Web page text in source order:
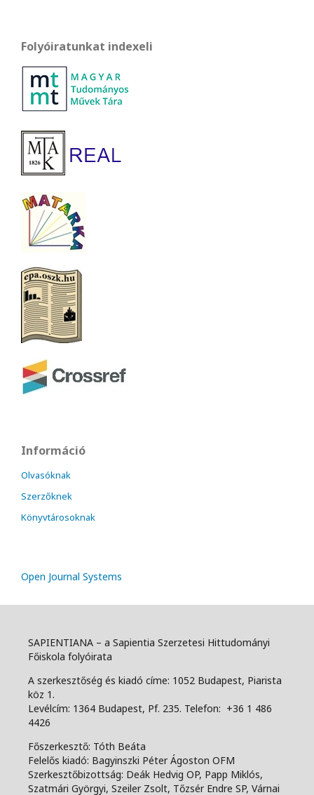
Folyóiratunkat indexeli
Információ
Olvasóknak
Szerzőknek
Könyvtárosoknak
Open Journal Systems
SAPIENTIANA – a Sapientia Szerzetesi Hittudományi
Főiskola folyóirata
A szerkesztőség és kiadó címe: 1052 Budapest, Piarista
köz 1.
Levélcím: 1364 Budapest, Pf. 235. Telefon: +36 1 486
4426
Főszerkesztő: Tóth Beáta
Felelős kiadó: Bagyinszki Péter Ágoston OFM
Szerkesztőbizottság: Deák Hedvig OP, Papp Miklós,
Szatmári Györgyi, Szeiler Zsolt, Tőzsér Endre SP, Várnai